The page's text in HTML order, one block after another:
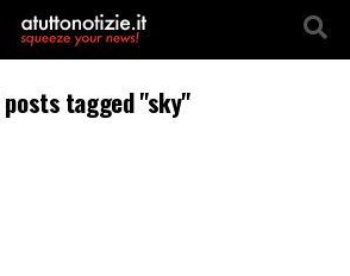
posts tagged "sky"